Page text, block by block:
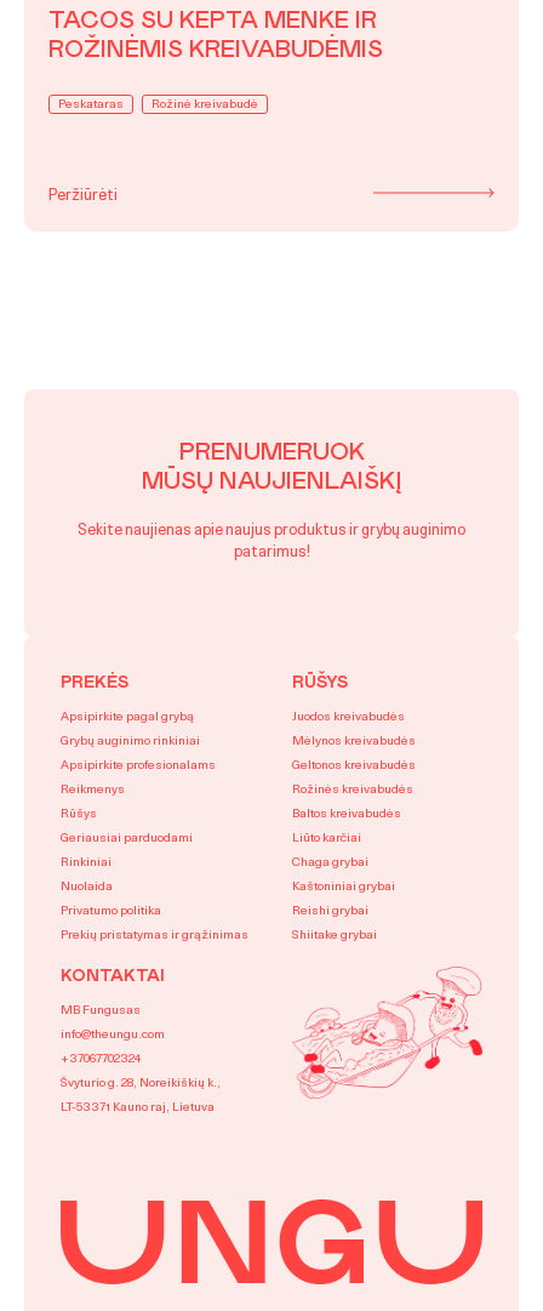
TACOS SU KEPTA MENKE IR
ROŽINĖMIS KREIVABUDĖMIS
Peskataras Rožinė kreivabudė
Peržiūrėti
PREKĖS
Apsipirkite pagal grybą
Grybų auginimo rinkiniai
Apsipirkite profesionalams
Reikmenys
Rūšys
Geriausiai parduodami
Rinkiniai
Nuolaida
Privatumo politika
Prekių pristatymas ir grąžinimas
RŪŠYS
Juodos kreivabudės
Mėlynos kreivabudės
Geltonos kreivabudės
Rožinės kreivabudės
Baltos kreivabudės
Liūto karčiai
Chaga grybai
Kaštoniniai grybai
Reishi grybai
Shiitake grybai
KONTAKTAI
MB Fungusas
info@theungu.com
+37067702324
Švyturio g. 28, Noreikiškių k.,
LT-53371 Kauno raj, Lietuva
PRENUMERUOK
MŪSŲ NAUJIENLAIŠKĮ
Sekite naujienas apie naujus produktus ir grybų auginimo
patarimus!